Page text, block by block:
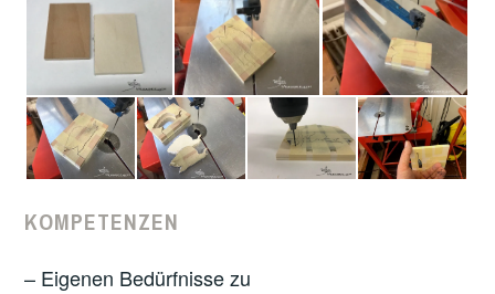
KOMPETENZEN
– Eigenen Bedürfnisse zu